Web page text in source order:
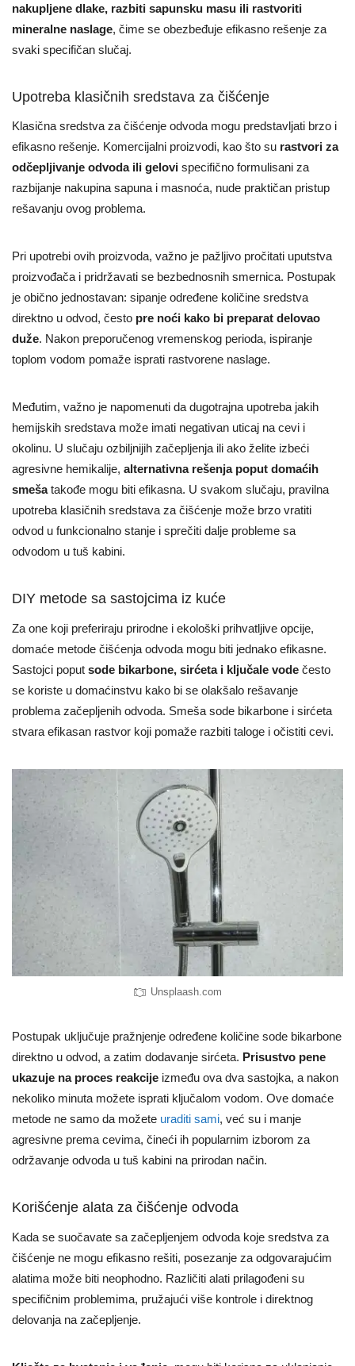
nakupljene dlake, razbiti sapunsku masu ili rastvoriti
mineralne naslage, čime se obezbeđuje efikasno rešenje za
svaki specifičan slučaj.
Upotreba klasičnih sredstava za čišćenje
Klasična sredstva za čišćenje odvoda mogu predstavljati brzo i
efikasno rešenje. Komercijalni proizvodi, kao što su rastvori za
odčepljivanje odvoda ili gelovi specifično formulisani za
razbijanje nakupina sapuna i masnoća, nude praktičan pristup
rešavanju ovog problema.
Pri upotrebi ovih proizvoda, važno je pažljivo pročitati uputstva
proizvođača i pridržavati se bezbednosnih smernica. Postupak
je obično jednostavan: sipanje određene količine sredstva
direktno u odvod, često pre noći kako bi preparat delovao
duže. Nakon preporučenog vremenskog perioda, ispiranje
toplom vodom pomaže isprati rastvorene naslage.
Međutim, važno je napomenuti da dugotrajna upotreba jakih
hemijskih sredstava može imati negativan uticaj na cevi i
okolinu. U slučaju ozbiljnijih začepljenja ili ako želite izbeći
agresivne hemikalije, alternativna rešenja poput domaćih
smešatakođe mogu biti efikasna. U svakom slučaju, pravilna
upotreba klasičnih sredstava za čišćenje može brzo vratiti
odvod u funkcionalno stanje i sprečiti dalje probleme sa
odvodom u tuš kabini.
DIY metode sa sastojcima iz kuće
Za one koji preferiraju prirodne i ekološki prihvatljive opcije,
domaće metode čišćenja odvoda mogu biti jednako efikasne.
Sastojci poput sode bikarbone, sirćeta i ključale vode često
se koriste u domaćinstvu kako bi se olakšalo rešavanje
problema začepljenih odvoda. Smeša sode bikarbone i sirćeta
stvara efikasan rastvor koji pomaže razbiti taloge i očistiti cevi.
Unsplaash.com
Postupak uključuje pražnjenje određene količine sode bikarbone
direktno u odvod, a zatim dodavanje sirćeta. Prisustvo pene
ukazuje na proces reakcije između ova dva sastojka, a nakon
nekoliko minuta možete isprati ključalom vodom. Ove domaće
metode ne samo da možete uraditi sami, već su i manje
agresivne prema cevima, čineći ih popularnim izborom za
održavanje odvoda u tuš kabini na prirodan način.
Korišćenje alata za čišćenje odvoda
Kada se suočavate sa začepljenjem odvoda koje sredstva za
čišćenje ne mogu efikasno rešiti, posezanje za odgovarajućim
alatima može biti neophodno. Različiti alati prilagođeni su
specifičnim problemima, pružajući više kontrole i direktnog
delovanja na začepljenje.